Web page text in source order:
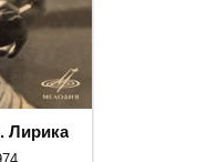
Лирика